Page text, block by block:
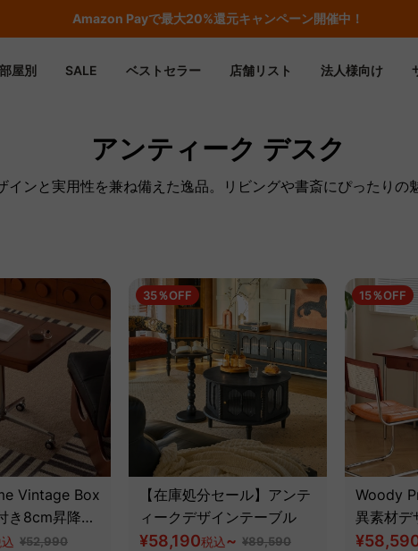
Amazon Payで最大20%還元キャンペーン開催中！
屋別 SALE ベストセラー 店舗リスト 法人様向け
アンティーク デスク
ンと実用性を兼ね備えた逸品。リビングや書斎にぴったりの
Vintage Box
き8cm昇降コ
ク【高級天然
¥52,990
35％OFF
【在庫処分セール】アンテ
ィークデザインテーブル
¥58,190税込~ ¥89,590
15％OFF
Woody
異素材デ
級天然ツ